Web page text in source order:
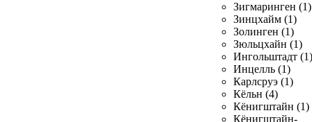
Зигмаринген (1)
Зинцхайм (1)
Золинген (1)
Зюльцхайн (1)
Ингольштадт (1)
Инцелль (1)
Карлсруэ (1)
Кёльн (4)
Кёнигштайн (1)
Кёнигштайн-